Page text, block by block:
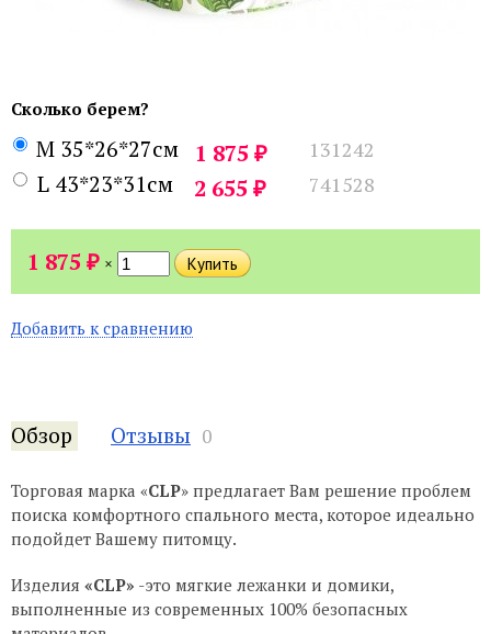
Сколько берем?
M 35*26*27см 1 875₽ 131242
L 43*23*31см 2 655 ₽ 741528
1 875 ₽ ×
Добавить к сравнению
Обзор Отзывы 0
Торговая марка «CLP» предлагает Вам решение проблем
поиска комфортного спального места, которое идеально
подойдет Вашему питомцу.
Изделия «CLP» -это мягкие лежанки и домики,
выполненные из современных 100% безопасных